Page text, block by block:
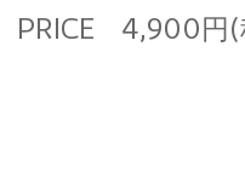
PRICE 4,900円(